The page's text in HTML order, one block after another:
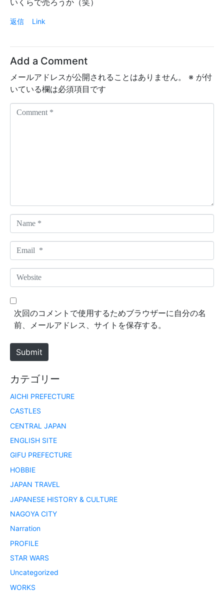
返信 Link
Add a Comment
メールアドレスが公開されることはありません。 ※ が付
いている欄は必須項目です
a
m
*
m
a
*
W
e
b
e
次回のコメントで使用するためブラウザーに自分の名
前、メールアドレス、サイトを保存する。
Submit
カテゴリー
AICHI PREFECTURE
CASTLES
CENTRAL JAPAN
ENGLISH SITE
GIFU PREFECTURE
HOBBIE
JAPAN TRAVEL
JAPANESE HISTORY & CULTURE
NAGOYA CITY
Narration
PROFILE
STAR WARS
Uncategorized
WORKS